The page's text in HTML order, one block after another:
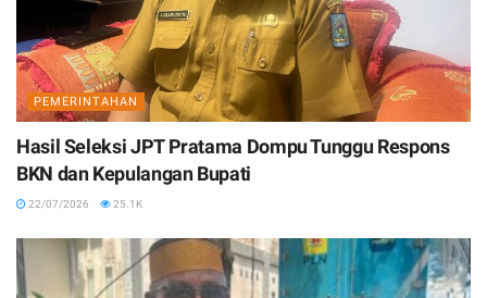
PEMERINTAHAN
Hasil Seleksi JPT Pratama Dompu Tunggu Respons
BKN dan Kepulangan Bupati
22/07/2026 25.1K